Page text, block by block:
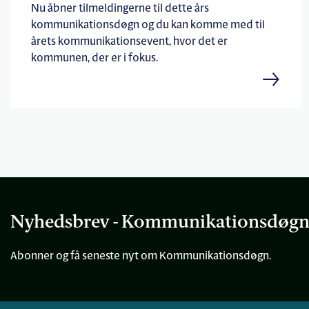
Nu åbner tilmeldingerne til dette års
kommunikationsdøgn og du kan komme med til
årets kommunikationsevent, hvor det er
kommunen, der er i fokus.
Nyhedsbrev - Kommunikationsdøgn
Abonner og få seneste nyt om Kommunikationsdøgn.